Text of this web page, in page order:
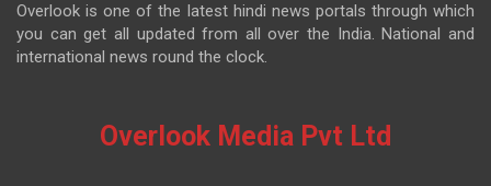
Overlook is one of the latest hindi news portals through which
you can get all updated from all over the India. National and
international news round the clock.
Overlook Media Pvt Ltd